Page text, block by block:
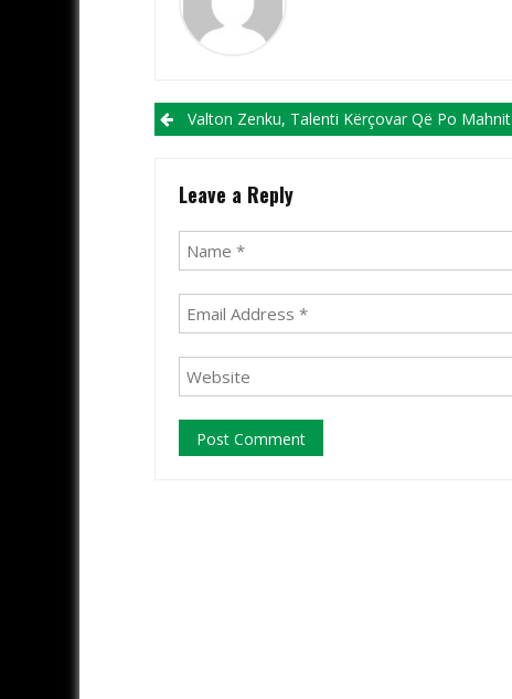
Post navigation
Valton Zenku, Talenti Kërçovar Që Po Mahnit Skuadrat Italiane!
Leave a Reply